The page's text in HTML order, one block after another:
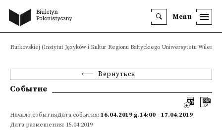
Menu
Rutkovskiej (Instytut Języków i Kultur Regionu Bałtyckiego Uniwersytetu
Вернуться
Событие
Начало событияДата события: 16.04.2019 g.14:00 - 17.04.2019
Дата размещения: 15.04.2019